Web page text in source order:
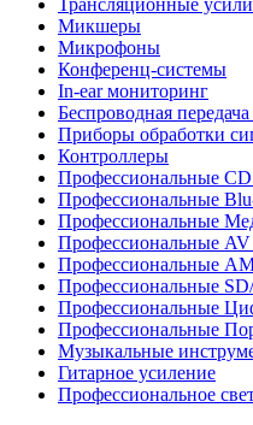
Трансляционные
Микшеры
Микрофоны
Конференц-системы
In-ear мониторинг
Беспроводная передача
Приборы обработки
Контроллеры
Профессиональные
Профессиональные
Профессиональные
Профессиональные
Профессиональные
Профессиональные
Профессиональные
Профессиональные
Музыкальные
Гитарное усиление
Профессиональное